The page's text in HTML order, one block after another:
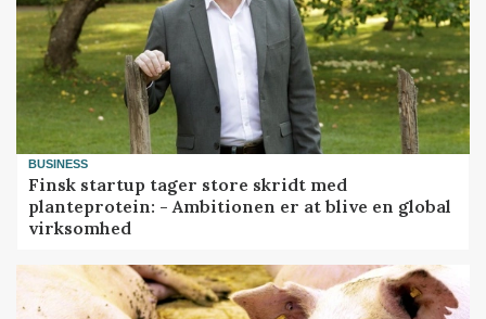
BUSINESS
Finsk startup tager store skridt med
planteprotein: - Ambitionen er at blive en global
virksomhed